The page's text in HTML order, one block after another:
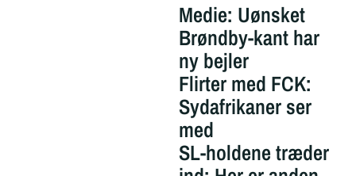
Medie: Uønsket
Brøndby-kant har
ny bejler
Flirter med FCK:
Sydafrikaner ser
med
SL-holdene træder